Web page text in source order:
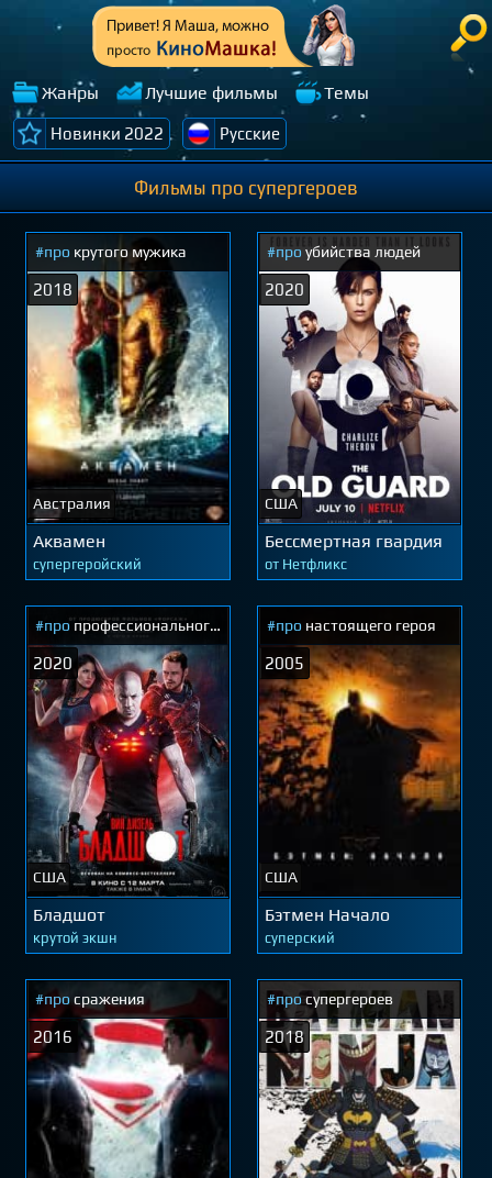
Жанры Лучшие фильмы Темы
Новинки 2022 Русские
Фильмы про супергероев
Аквамен
2018
супергеройский
#про крутого мужика
Австралия
Бессмертная гвардия
2020
от Нетфликс
#про убийства людей
США
Бладшот
2020
крутой экшн
#пропрофессионального
киллера
США
Бэтмен Начало
2005
суперский
#про настоящего героя
США
2016
#просражения
2018
#просупергероев